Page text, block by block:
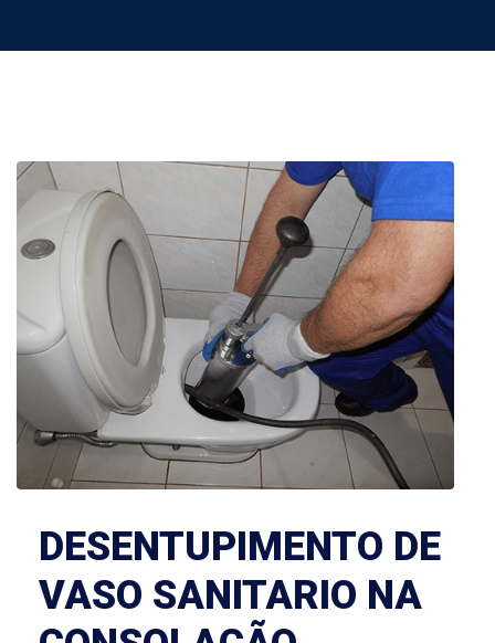
DESENTUPIMENTO DE
VASO SANITARIO NA